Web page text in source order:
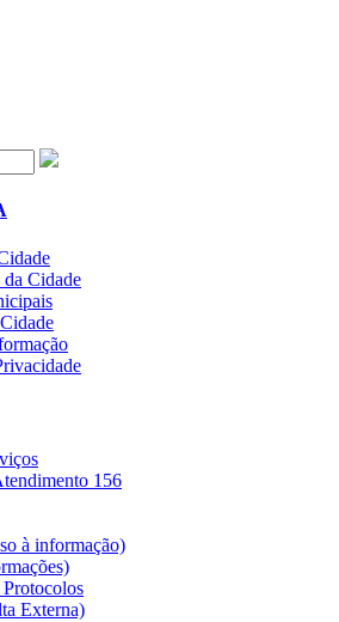
Cidade
156
à informação)
Externa)